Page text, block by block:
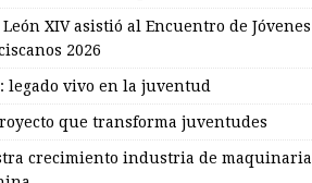
León XIV asistió al Encuentro de Jóvenes
2026
legado vivo en la juventud
que transforma juventudes
crecimiento industria de maquinaria